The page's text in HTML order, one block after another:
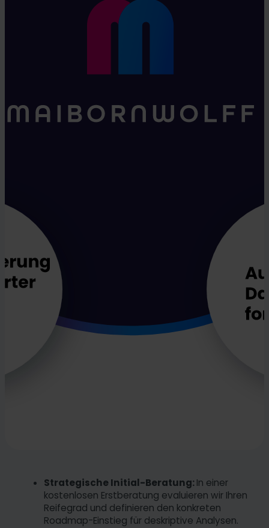
Strategische Initial-Beratung:In einer
kostenlosen Erstberatung evaluieren wir Ihren
Reifegrad und definieren den konkreten
Roadmap-Einstieg für deskriptive Analysen.